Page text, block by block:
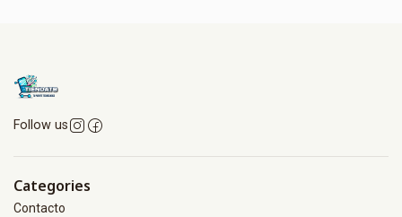
Follow us
Categories
Contacto